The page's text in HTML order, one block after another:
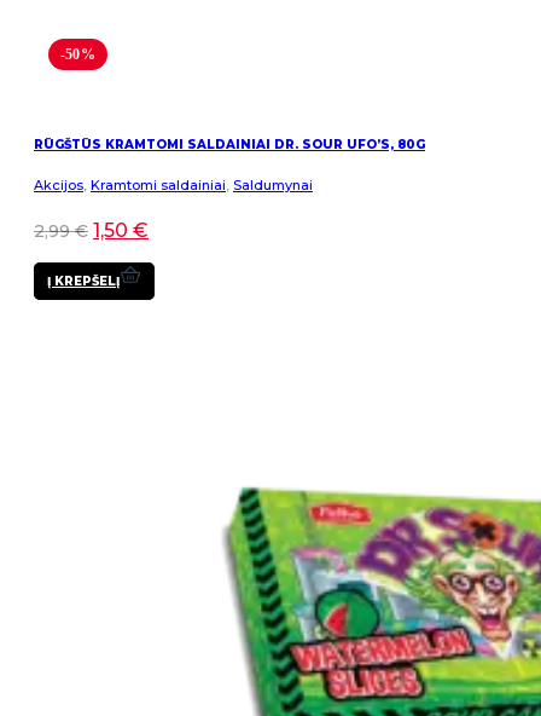
-50%
RŪGŠTŪS KRAMTOMI SALDAINIAI DR. SOUR UFO’S, 80G
Akcijos, Kramtomi saldainiai, Saldumynai
2,99€ 1,50 €
Į KREPŠELĮ